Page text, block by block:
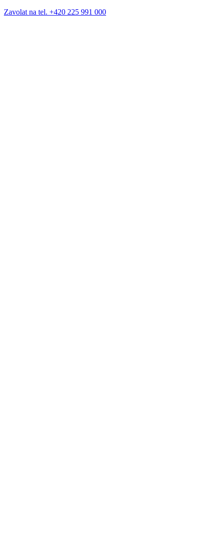
Zavolat na tel. +420 225 991 000